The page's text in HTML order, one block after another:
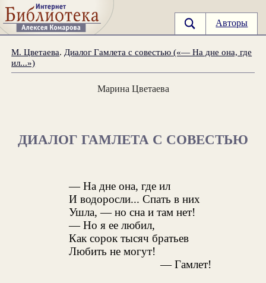
Авторы
М. Цветаева. Диалог Гамлета с совестью («— На дне она, где
ил...»)
Марина Цветаева
ДИАЛОГ ГАМЛЕТА С СОВЕСТЬЮ
— На дне она, где ил
И водоросли... Спать в них
Ушла, — но сна и там нет!
— Но я ее любил,
Как сорок тысяч братьев
Любить не могут!
— Гамлет!